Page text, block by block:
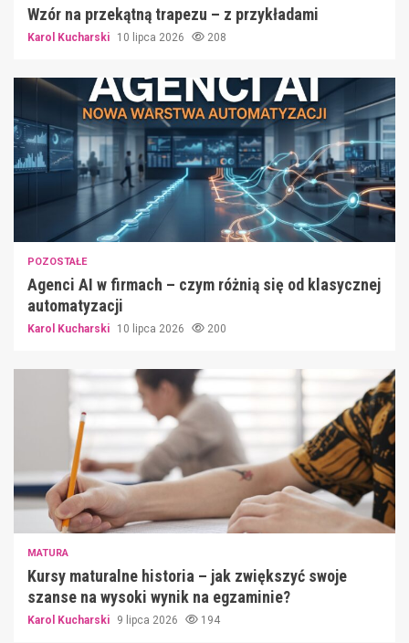
Wzór na przekątną trapezu – z przykładami
Karol Kucharski 10 lipca 2026 208
POZOSTAŁE
Agenci AI w firmach – czym różnią się od klasycznej
automatyzacji
Karol Kucharski 10 lipca 2026 200
MATURA
Kursy maturalne historia – jak zwiększyć swoje
szanse na wysoki wynik na egzaminie?
Karol Kucharski 9 lipca 2026 194